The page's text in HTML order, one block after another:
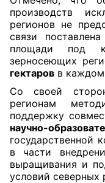
производств
регионов не
связи
площади под
зерносеющих
гектаров в
Со своей
регионам
поддержку
научно-
государственной
в части
выращивания и
условий северных